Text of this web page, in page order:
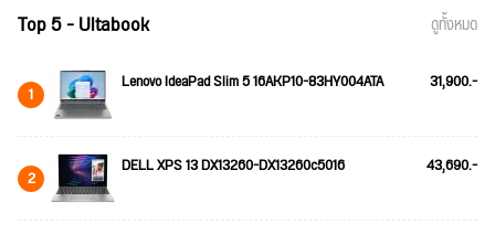
Top 5 - Ultabook ดูทั้งหมด
1 Lenovo IdeaPad Slim 5 16AKP10-83HY004ATA 31,900.-
2 DELL XPS 13 DX13260-DX13260c5016 43,690.-